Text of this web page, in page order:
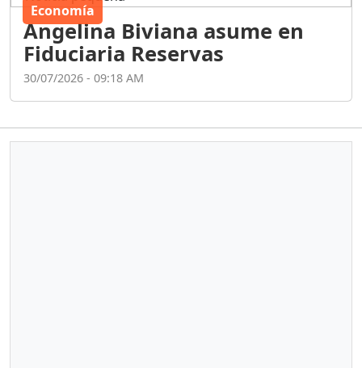
Economía
Angelina Biviana asume en
Fiduciaria Reservas
30/07/2026 - 09:18 AM